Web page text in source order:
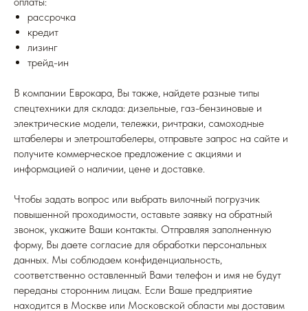
рассрочка
кредит
лизинг
трейд-ин
В компании Еврокара, Вы также, найдете разные типы
спецтехники для склада: дизельные, газ-бензиновые и
электрические модели, тележки, ричтраки, самоходные
штабелеры и элетроштабелеры, отправьте запрос на сайте и
получите коммерческое предложение с акциями и
информацией о наличии, цене и доставке.
Чтобы задать вопрос или выбрать вилочный погрузчик
повышенной проходимости, оставьте заявку на обратный
звонок, укажите Ваши контакты. Отправляя заполненную
форму, Вы даете согласие для обработки персональных
данных. Мы соблюдаем конфиденциальность,
соответственно оставленный Вами телефон и имя не будут
переданы сторонним лицам. Если Ваше предприятие
находится в Москве или Московской области мы доставим